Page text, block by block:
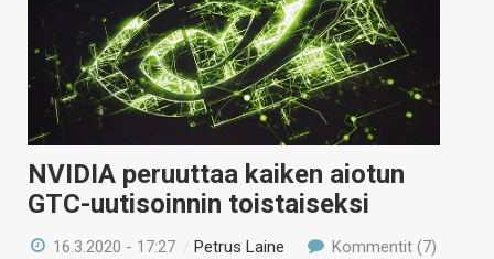
KAUPPA
VAIHDA TEEMA
HAKU
NVIDIA peruuttaa kaiken aiotun
GTC-uutisoinnin toistaiseksi
16.3.2020 - 17:27 / Petrus Laine Kommentit (7)